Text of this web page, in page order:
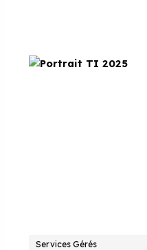
Services Gérés